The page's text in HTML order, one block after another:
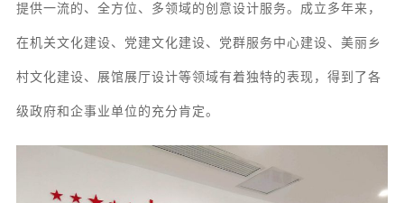
提供一流的、全方位、多领域的创意设计服务。成立多年来，
在机关文化建设、党建文化建设、党群服务中心建设、美丽乡
村文化建设、展馆展厅设计等领域有着独特的表现，得到了各
级政府和企事业单位的充分肯定。